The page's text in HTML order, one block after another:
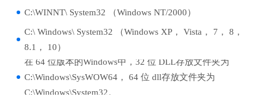
C:\WINNT\ System32 （Windows NT/2000）
C:\ Windows\ System32 （Windows XP， Vista， 7， 8，
8.1， 10）
在 64 位版本的Windows中，32 位 DLL存放文件夹为
C:\Windows\SysWOW64， 64 位 dll存放文件夹为
C:\Windows\System32。